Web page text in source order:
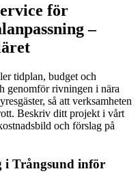
för
–
tidplan, budget och
genomför rivningen i nära
så att verksamheten
Beskriv ditt projekt i vårt
och förslag på
i Trångsund inför